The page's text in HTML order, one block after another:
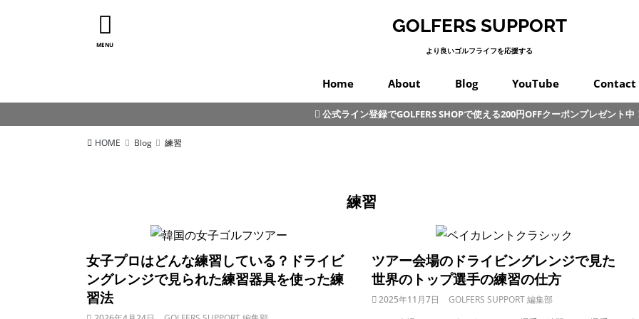
MENU
GOLFERS SUPPORT
より良いゴルフライフを応援する
Home About Blog
スイング
プロゴルフ
オンコース
パッティング
カラダ
クラブ
練習
初心者
その他
YouTube Contact
公式ライン登録でGOLFERS SHOPで使える200円OFFクーポンプレゼント中
HOME Blog 練習
練習
女子プロはどんな練習している？ドライビ
ングレンジで見られた練習器具を使った練
習法
ツアー会場のドライビングレンジで見た
世界のトップ選手の練習の仕方
2025年11月7日
GOLFERS SUPPORT 編集部